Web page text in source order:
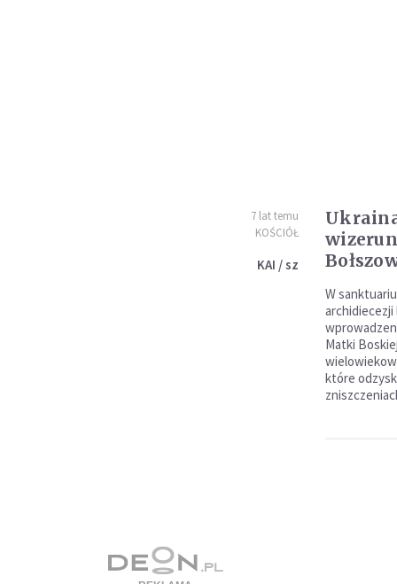
7 lat temu
KOŚCIÓŁ
KAI / sz
W
archidiecezji
Matki
które